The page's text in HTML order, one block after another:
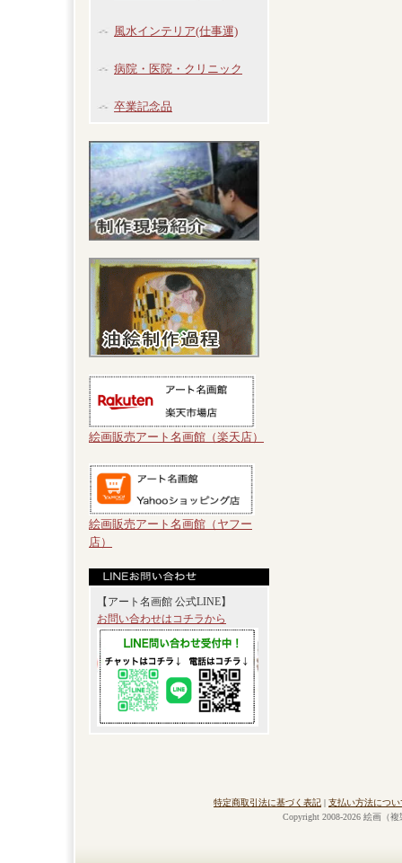
風水インテリア(仕事運)
病院・医院・クリニック
卒業記念品
絵画販売アート名画館（楽天店）
絵画販売アート名画館（ヤフー
店）
【アート名画館 公式LINE】
お問い合わせはコチラから
特定商取引法に基づく表記 | 支払い方法につい
Copyright 2008-2026 絵画（